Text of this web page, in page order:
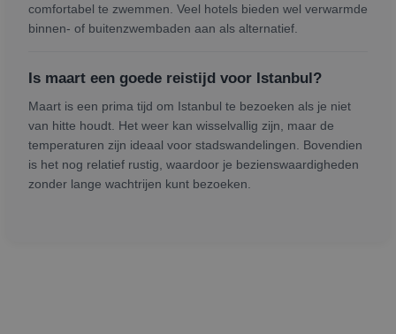
comfortabel te zwemmen. Veel hotels bieden wel verwarmde
binnen- of buitenzwembaden aan als alternatief.
Is maart een goede reistijd voor Istanbul?
Maart is een prima tijd om Istanbul te bezoeken als je niet
van hitte houdt. Het weer kan wisselvallig zijn, maar de
temperaturen zijn ideaal voor stadswandelingen. Bovendien
is het nog relatief rustig, waardoor je bezienswaardigheden
zonder lange wachtrijen kunt bezoeken.